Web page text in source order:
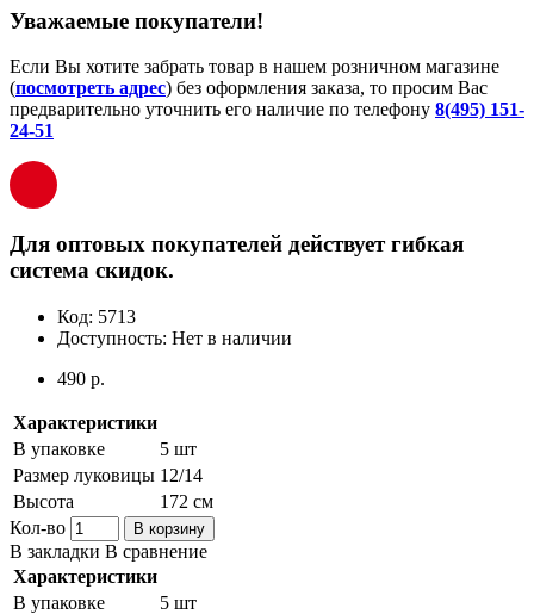
Уважаемые покупатели!
Если Вы хотите забрать товар в нашем розничном магазине
(посмотреть адрес) без оформления заказа, то просим Вас
предварительно уточнить его наличие по телефону 8(495) 151-
24-51
Для оптовых покупателей действует гибкая
система скидок.
Код: 5713
Доступность: Нет в наличии
490 р.
Характеристики
В упаковке
5 шт
Размер луковицы 12/14
Высота
172 см
Кол-во
В корзину
В закладки В сравнение
Характеристики
В упаковке
5 шт